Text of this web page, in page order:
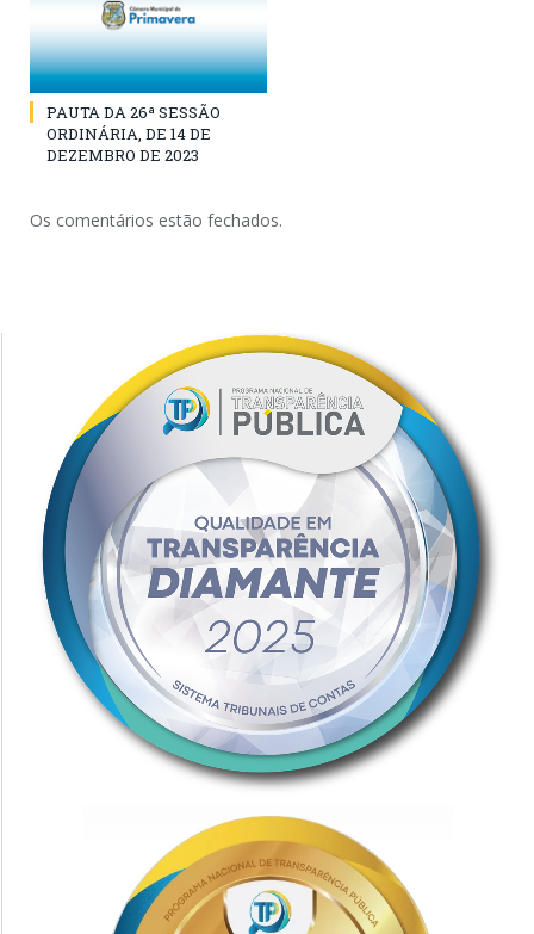
PAUTA DA 26ª SESSÃO
ORDINÁRIA, DE 14 DE
DEZEMBRO DE 2023
Os comentários estão fechados.